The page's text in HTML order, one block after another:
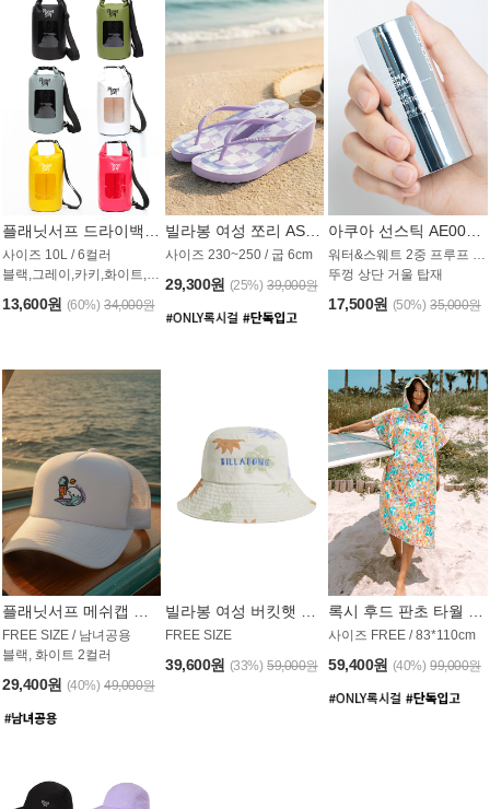
사이즈 10L / 6컬러
블랙,그레이,카키,화이트,옐로우,핑크
13,600원 (60%) 34,000원
사이즈 230~250 / 굽 6cm
29,300원 (25%) 39,000원
워터&스웨트 2중 프루프 / SPF 50+
뚜껑 상단 거울 탑재
17,500원 (50%) 35,000원
FREE SIZE / 남녀공용
블랙, 화이트 2컬러
29,400원 (40%) 49,000원
FREE SIZE
39,600원 (33%) 59,000원
사이즈 FREE / 83*110cm
59,400원 (40%) 99,000원